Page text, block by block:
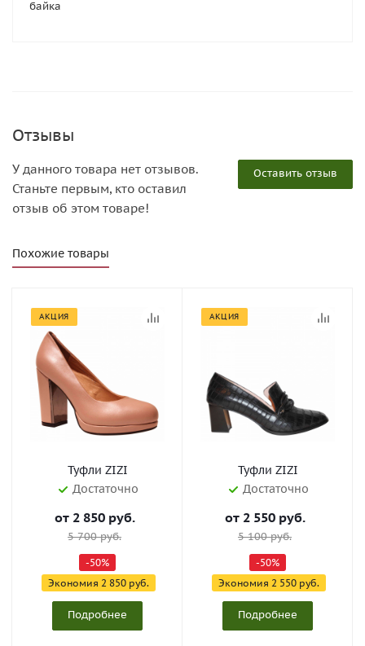
байка
Отзывы
Оставить отзыв
У данного товара нет отзывов.
Станьте первым, кто оставил
отзыв об этом товаре!
Похожие товары
АКЦИЯ
Туфли ZIZI
Достаточно
от 2 850 руб.
5 700 руб.
-50%
Экономия 2 850 руб.
Подробнее
АКЦИЯ
Туфли ZIZI
Достаточно
от 2 550 руб.
5 100 руб.
-50%
Экономия 2 550 руб.
Подробнее